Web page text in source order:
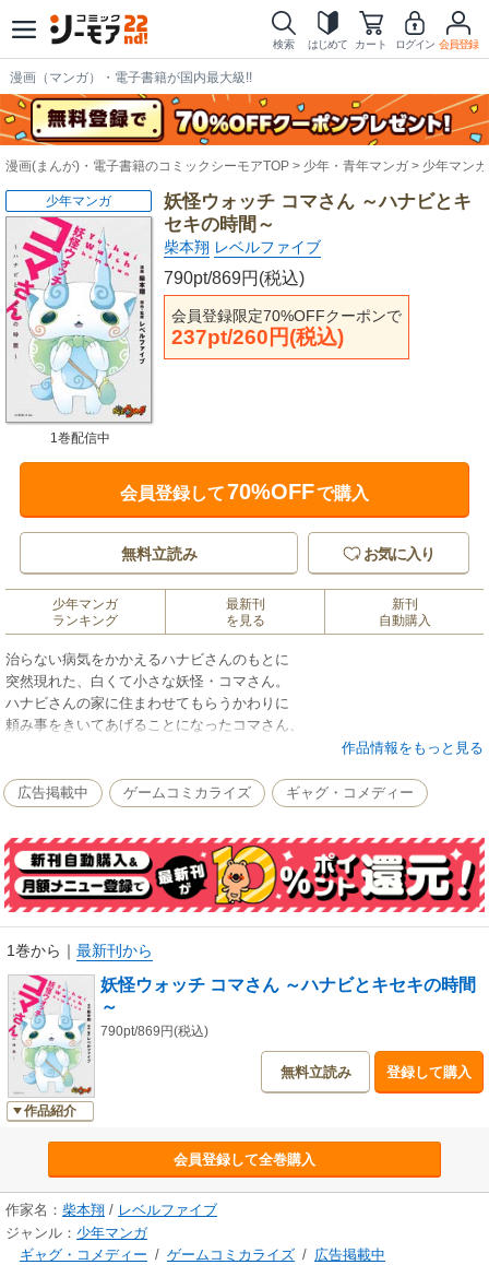
検索 はじめて カート ログイン 会員登録
漫画（マンガ）・電子書籍が国内最大級!!
漫画(まんが)・電子書籍のコミックシーモアTOP 少年・青年マンガ 少年マンガ
妖怪ウォッチ コマさん ～ハナビとキ
セキの時間～
柴本翔 レベルファイブ
790pt/869円(税込)
会員登録限定70%OFFクーポンで
237pt/260円(税込)
少年マンガ
1巻配信中
会員登録して70%OFFで購入
無料立読み お気に入り
少年マンガ
ランキング
最新刊
を見る
新刊
自動購入
治らない病気をかかえるハナビさんのもとに
突然現れた、白くて小さな妖怪・コマさん。
ハナビさんの家に住まわせてもらうかわりに
頼み事をきいてあげることになったコマさん、
『妖怪ウォッチ』の人気キャラ・コマさんの
ちょっと苦くて泣けちゃう物語ーー！
作品情報をもっと見る
広告掲載中 ゲームコミカライズ ギャグ・コメディー
1巻から ｜ 最新刊から
作品紹介
妖怪ウォッチ コマさん ～ハナビとキセキの時間
～
790pt/869円(税込)
無料立読み 登録して購入
会員登録して全巻購入
作家名： 柴本翔 / レベルファイブ
ジャンル： 少年マンガ
ギャグ・コメディー / ゲームコミカライズ / 広告掲載中